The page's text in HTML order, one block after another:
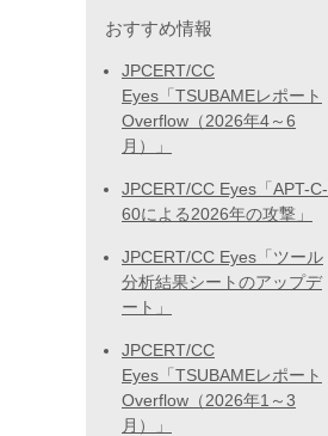
おすすめ情報
JPCERT/CC
Eyes「TSUBAMEレポート
Overflow（2026年4～6
月）」
JPCERT/CC Eyes「APT-C-
60による2026年の攻撃」
JPCERT/CC Eyes「ツール
分析結果シートのアップデ
ート」
JPCERT/CC
Eyes「TSUBAMEレポート
Overflow（2026年1～3
月）」